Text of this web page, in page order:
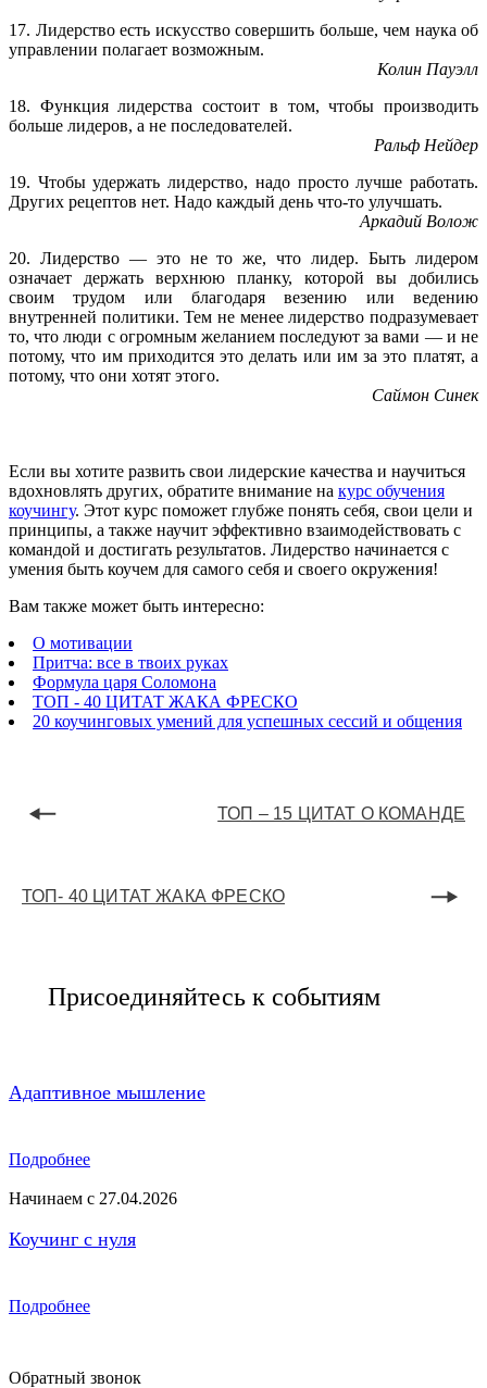
17. Лидерство есть искусство совершить больше, чем наука об
управлении полагает возможным.
Колин Пауэлл
18. Функция лидерства состоит в том, чтобы производить
больше лидеров, а не последователей.
Ральф Нейдер
19. Чтобы удержать лидерство, надо просто лучше работать.
Других рецептов нет. Надо каждый день что-то улучшать.
Аркадий Волож
20. Лидерство — это не то же, что лидер. Быть лидером
означает держать верхнюю планку, которой вы добились
своим трудом или благодаря везению или ведению
внутренней политики. Тем не менее лидерство подразумевает
то, что люди с огромным желанием последуют за вами — и не
потому, что им приходится это делать или им за это платят, а
потому, что они хотят этого.
Саймон Синек
Если вы хотите развить свои лидерские качества и научиться
вдохновлять других, обратите внимание на курс обучения
коучингу. Этот курс поможет глубже понять себя, свои цели и
принципы, а также научит эффективно взаимодействовать с
командой и достигать результатов. Лидерство начинается с
умения быть коучем для самого себя и своего окружения!
Вам также может быть интересно:
О мотивации
Притча: все в твоих руках
Формула царя Соломона
ТОП - 40 ЦИТАТ ЖАКА ФРЕСКО
20 коучинговых умений для успешных сессий и общения
ТОП – 15 ЦИТАТ О КОМАНДЕ
ТОП- 40 ЦИТАТ ЖАКА ФРЕСКО
Присоединяйтесь к событиям
Адаптивное мышление
Подробнее
Начинаем с 27.04.2026
Коучинг с нуля
Подробнее
Обратный звонок